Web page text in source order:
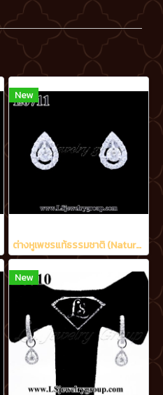
New
ต่างหูเพชรแท้ธรรมชาติ (Natural Diamonds) 0.60 Ct.
New